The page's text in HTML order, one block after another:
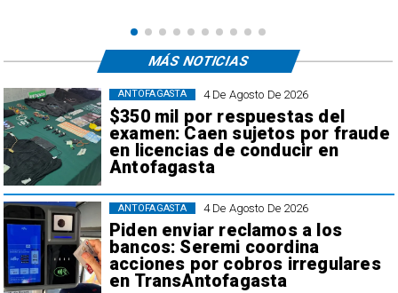
4 De Agosto De 2026
$350 mil por respuestas del
examen: Caen sujetos por fraude
en licencias de conducir en
Antofagasta
ANTOFAGASTA
4 De Agosto De 2026
Piden enviar reclamos a los
bancos: Seremi coordina
acciones por cobros irregulares
en TransAntofagasta
ANTOFAGASTA
MÁS NOTICIAS